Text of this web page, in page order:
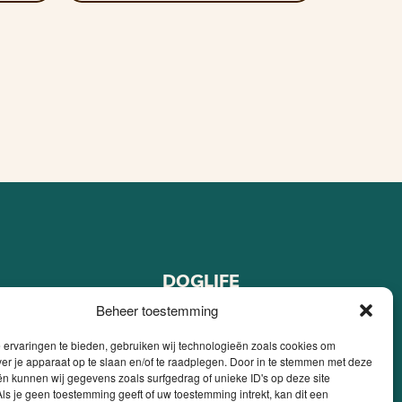
Beheer toestemming
ervaringen te bieden, gebruiken wij technologieën zoals cookies om
je apparaat op te slaan en/of te raadplegen. Door in te stemmen met deze
kunnen wij gegevens zoals surfgedrag of unieke ID's op deze site
je geen toestemming geeft of uw toestemming intrekt, kan dit een
DOGLIFE
Blog
Contact